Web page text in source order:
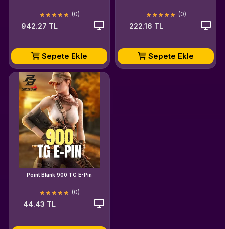
(0)
942.27 TL
Sepete Ekle
(0)
222.16 TL
Sepete Ekle
Point Blank 900 TG E-Pin
(0)
44.43 TL